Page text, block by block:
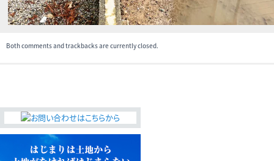
会社案内 特長・サービス
スタッフ紹介
メールでお問合せ 無料査定
プライバシーポリシー
Both comments and trackbacks are currently closed.